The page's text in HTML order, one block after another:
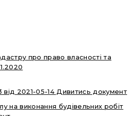
про право власності та
2021-05-14 Дивитись документ
на виконання будівельних робіт